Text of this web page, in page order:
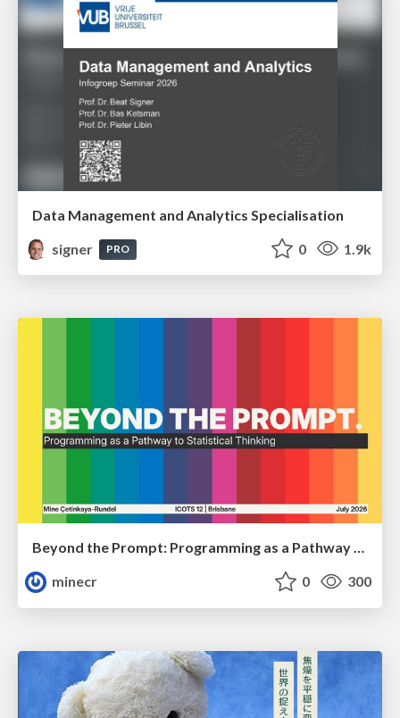
Data Management and Analytics Specialisation
signer
PRO 0 1.9k
Beyond the Prompt: Programming as a Pathway to Statistical Thinking
minecr
0 300